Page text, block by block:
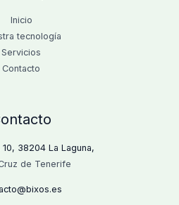
Inicio
tecnología
Servicios
Contacto
10, 38204 La Laguna,
de Tenerife